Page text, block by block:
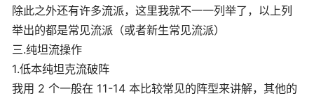
除此之外还有许多流派，这里我就不一一列举了，以上列
举出的都是常见流派（或者新生常见流派）
三.纯坦流操作
1.低本纯坦克流破阵
我用 2 个一般在 11-14 本比较常见的阵型来讲解，其他的